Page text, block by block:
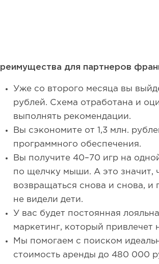
для партнеров
Уже со второго месяца вы
рублей. Схема отработана и
выполнять рекомендации.
Вы сэкономите от 1,3 млн.
программного обеспечения.
Вы получите 40–70 игр на
по щелчку мыши. А это значит,
возвращаться снова и снова,
не видели дети.
У вас будет постоянная
маркетинг, который привлечет
Мы помогаем с поиском
стоимость аренды до 480 000